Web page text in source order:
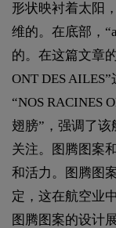
形状映衬着太阳
维的。在底部，
的。在这篇文章
ONT DES AILES”
“NOS RACINES
翅膀”，强调了
关注。图腾图案
和活力。图腾图
定，这在航空业
图腾图案的设计